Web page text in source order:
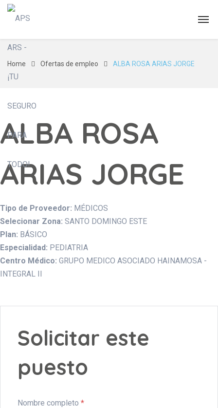
Home Ofertas de empleo ALBA ROSA ARIAS JORGE
ALBA ROSA
ARIAS JORGE
Tipo de Proveedor: MÉDICOS
Selecionar Zona: SANTO DOMINGO ESTE
Plan: BÁSICO
Especialidad: PEDIATRIA
Centro Médico: GRUPO MEDICO ASOCIADO HAINAMOSA -
INTEGRAL II
Solicitar este
puesto
Nombre completo *